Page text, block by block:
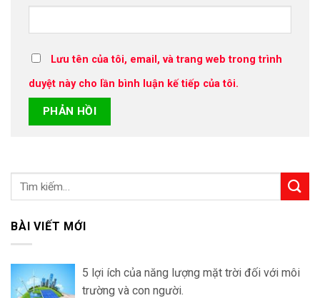
Lưu tên của tôi, email, và trang web trong trình
duyệt này cho lần bình luận kế tiếp của tôi.
BÀI VIẾT MỚI
5 lợi ích của năng lượng mặt trời đối với môi
trường và con người.